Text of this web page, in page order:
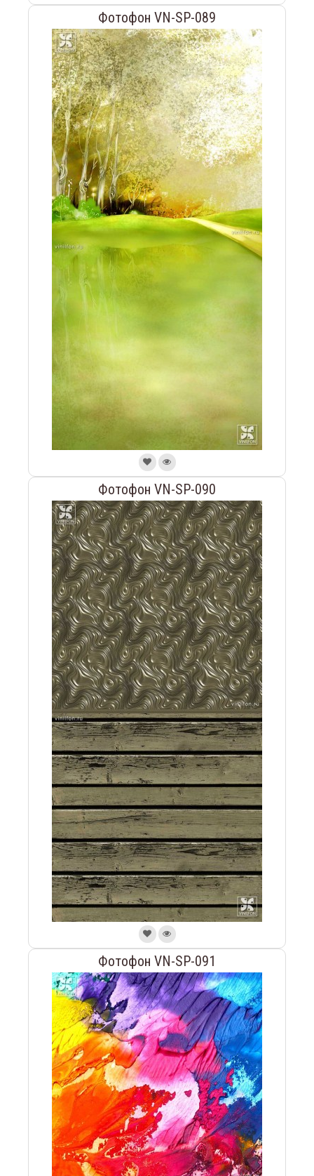
Фотофон VN-SP-089
Фотофон VN-SP-090
Фотофон VN-SP-091